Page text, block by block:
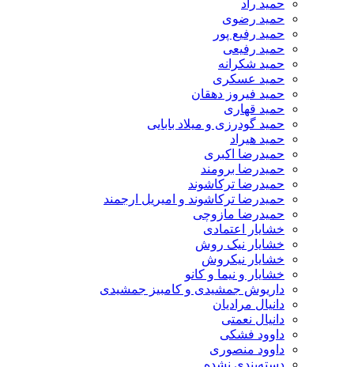
حمید راد
حمید رضوی
حمید رفیع پور
حمید رفیعی
حمید شکرانه
حمید عسکری
حمید فیروز دهقان
حمید قهاری
حمید گودرزی و میلاد بابایی
حمید هیراد
حمیدرضا اکبری
حمیدرضا برومند
حمیدرضا ترکاشوند
حمیدرضا ترکاشوند و امیریل ارجمند
حمیدرضا مازوچی
خشایار اعتمادی
خشایار نیک روش
خشایار نیکروش
خشایار و نیما و کانو
داریوش جمشیدی و کامبیز جمشیدی
دانیال مرادیان
دانیال نعمتی
داوود فشکی
داوود منصوری